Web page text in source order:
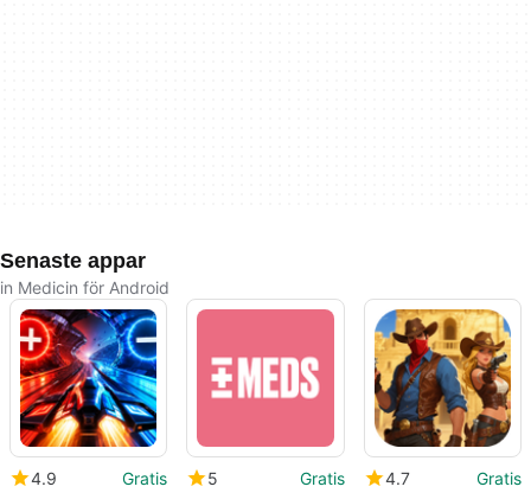
Senaste appar
in Medicin för Android
4.9
Gratis
5
Gratis
4.7
Gratis